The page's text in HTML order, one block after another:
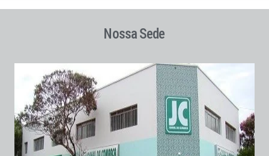
Nossa Sede